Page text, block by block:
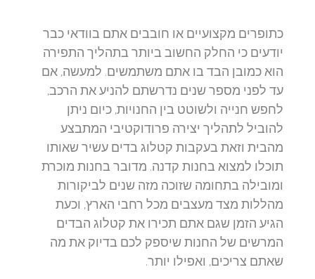
כתופרים מקצועיים או חובבים אתם בוודאי כבר
יודעים כי החלק החשוב ביותר בתהליך התפירה
הוא כמובן הבד בו אתם משתמשים. למעשה, אם
עד לפני מספר שנים נדרשתם להניע את הרכב,
לחפש חנייה ולשוטט בין החנויות, כיום ניתן
להוביל לתהליך יצירה פרודוקטיבי המתבצע
מהבית וזאת בעקבות קטלוג בדים עשיר שאותו
תוכלו למצוא בחנות קדנה. מדובר בחנות מוכרת
ומובילה בתחומה שזוכה מזה שנים לביקורות
מהללות מצד מעצבים מכל רחבי הארץ, וכעת
הגיע הזמן שגם אתם תכירו את קטלוג הבדים
המרשים של החנות שיספק לכם בדיוק את מה
שאתם צריכים, ואפילו יותר.